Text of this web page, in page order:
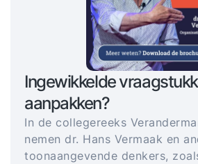
Ingewikkelde
aanpakken?
In de collegereeks
nemen dr. Hans Vermaak en
toonaangevende denkers,